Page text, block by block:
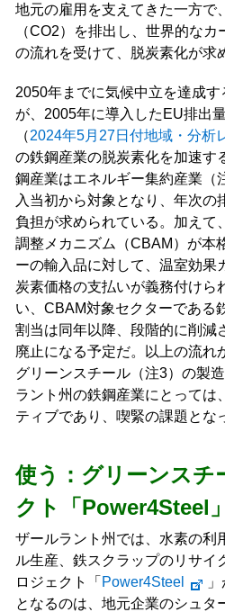
地元の雇用を支えてきた一方で
（CO2）を排出し、世界的な
の流れを受けて、脱炭素化が求
2050年までに気候中立を達成
が、2005年に導入したEU排出
（2024年5月27日付地域・分析
の鉄鋼産業の脱炭素化を加速す
鋼産業はエネルギー集約産業（
入当初から対象となり、年次の
負担が求められている。加えて
調整メカニズム（CBAM）が本
ーの輸入品に対して、温室効果
炭素価格の支払いが義務付けら
い、CBAM対象セクターである
割当は同年以降、段階的に削減
廃止になる予定だ。以上の流れ
グリーンスチール（注3）の製
ラント州の鉄鋼産業にとっては
ティブであり、喫緊の課題とな
使う：グリーンスチ
クト「Power4Steel」
ザールラント州では、水素の利
ル生産、鉄スクラップのリサイ
ロジェクト「 Power4Steel
となるのは、地元企業のシュタ